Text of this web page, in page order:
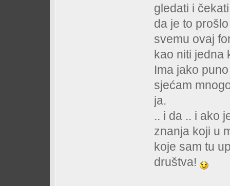
gledati i
da je to
svemu ovaj
kao niti jedna
Ima jako
sjećam
ja.
.. i da .. i ako
znanja koji u
koje sam tu
društva!